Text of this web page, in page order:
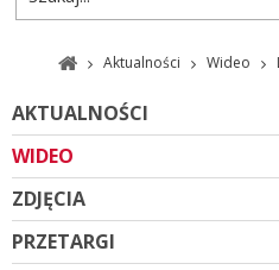
PL
EN
Aktualności Wideo
AKTUALNOŚCI
WIDEO
ZDJĘCIA
PRZETARGI